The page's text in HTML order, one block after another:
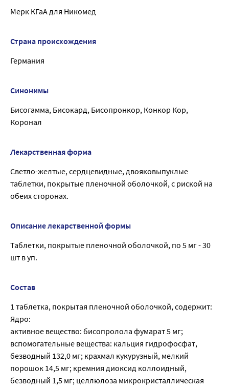
Мерк КГаА для Никомед
Страна происхождения
Германия
Синонимы
Бисогамма, Бисокард, Бисопронкор, Конкор Кор,
Коронал
Лекарственная форма
Светло-желтые, сердцевидные, двояковыпуклые
таблетки, покрытые пленочной оболочкой, с риской на
обеих сторонах.
Описание лекарственной формы
Таблетки, покрытые пленочной оболочкой, по 5 мг - 30
шт в уп.
Состав
1 таблетка, покрытая пленочной оболочкой, содержит:
Ядро:
активное вещество: бисопролола фумарат 5 мг;
вспомогательные вещества: кальция гидрофосфат,
безводный 132,0 мг; крахмал кукурузный, мелкий
порошок 14,5 мг; кремния диоксид коллоидный,
безводный 1,5 мг; целлюлоза микрокристаллическая